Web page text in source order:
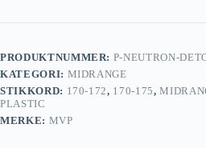
PRODUKTNUMMER: P-NEUTRON-
KATEGORI: MIDRANGE
STIKKORD: 170-172, 170-175,
PLASTIC
MERKE: MVP